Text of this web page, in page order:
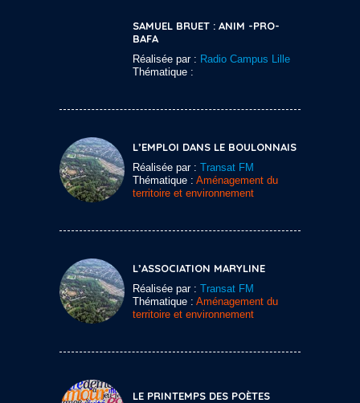
SAMUEL BRUET : ANIM -PRO-
BAFA
Réalisée par : Radio Campus Lille
Thématique :
L’EMPLOI DANS LE BOULONNAIS
Réalisée par : Transat FM
Thématique : Aménagement du
territoire et environnement
L’ASSOCIATION MARYLINE
Réalisée par : Transat FM
Thématique : Aménagement du
territoire et environnement
LE PRINTEMPS DES POÈTES